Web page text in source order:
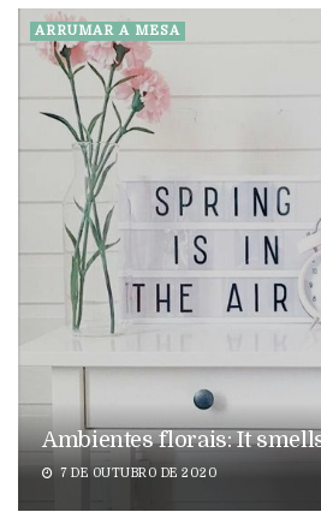
ARRUMAR A MESA
Ambientes florais: It
7 DE OUTUBRO DE 2020